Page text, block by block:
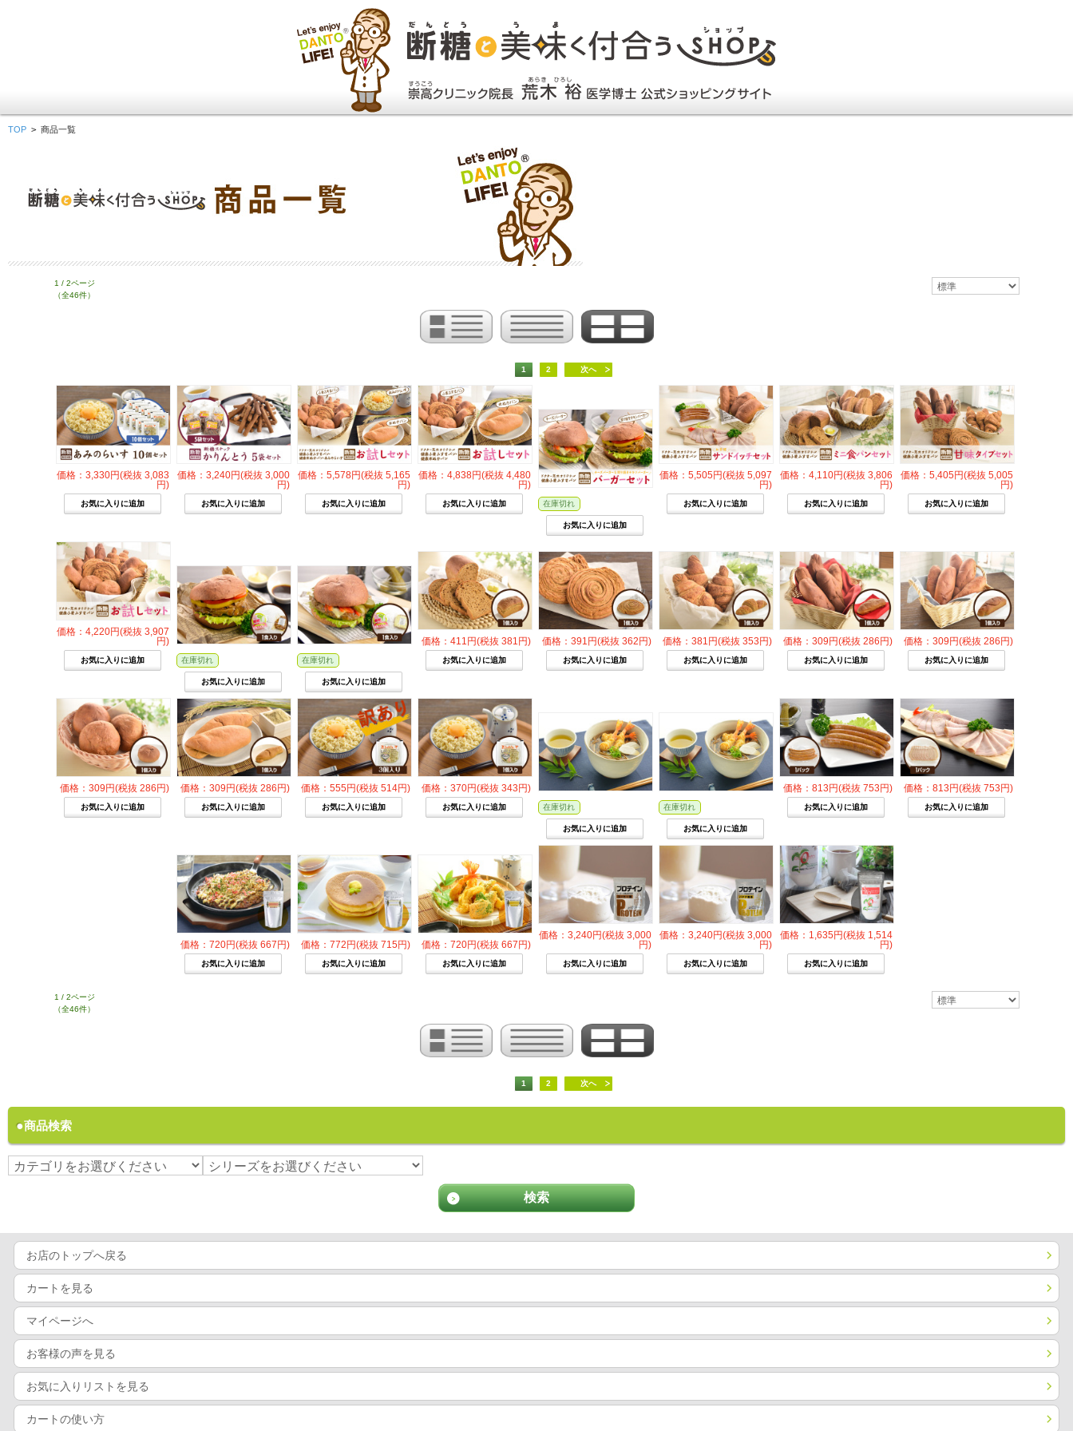
TOP > 商品一覧
1 / 2ページ
（全46件）
1 2 次へ
価格：3,330円(税抜 3,083
円)
価格：3,240円(税抜 3,000
円)
価格：5,578円(税抜 5,165
円)
価格：4,838円(税抜 4,480
円)
在庫切れ
価格：5,505円(税抜 5,097
円)
価格：4,110円(税抜 3,806
円)
価格：5,405円(税抜 5,005
円)
価格：4,220円(税抜 3,907
円)
在庫切れ 在庫切れ
価格：411円(税抜 381円) 価格：391円(税抜 362円) 価格：381円(税抜 353円) 価格：309円(税抜 286円) 価格：309円(税抜 286円)
価格：309円(税抜 286円) 価格：309円(税抜 286円) 価格：555円(税抜 514円) 価格：370円(税抜 343円)
在庫切れ 在庫切れ
価格：813円(税抜 753円) 価格：813円(税抜 753円)
価格：720円(税抜 667円) 価格：772円(税抜 715円) 価格：720円(税抜 667円)
価格：3,240円(税抜 3,000
円)
価格：3,240円(税抜 3,000
円)
価格：1,635円(税抜 1,514
円)
1 / 2ページ
（全46件）
1 2 次へ
商品検索
お店のトップへ戻る
カートを見る
マイページへ
お客様の声を見る
お気に入りリストを見る
カートの使い方